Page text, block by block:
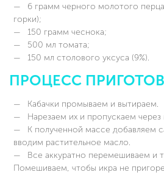
6 грамм черного молотого
горки);
150 грамм чеснока;
500 мл томата;
150 мл столового уксуса (9%).
ПРОЦЕСС
Кабачки промываем и вытираем.
Нарезаем их и пропускаем через
К полученной массе добавляем
вводим растительное масло.
Все аккуратно перемешиваем и
Помешиваем, чтобы икра не